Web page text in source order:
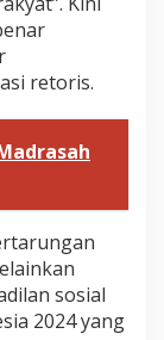
retoris.
sosial
2024 yang